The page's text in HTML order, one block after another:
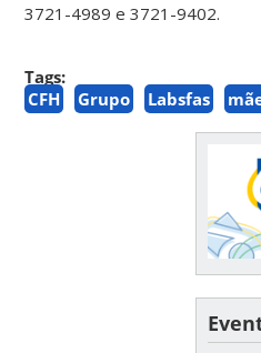
3721-4989 e 3721-9402.
Tags:
CFH
Grupo Labsfas